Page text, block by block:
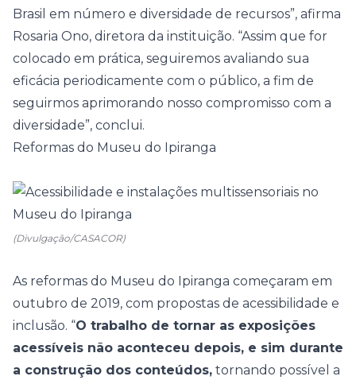
Brasil em número e diversidade de recursos”, afirma
Rosaria Ono, diretora da instituição. “Assim que for
colocado em prática, seguiremos avaliando sua
eficácia periodicamente com o público, a fim de
seguirmos aprimorando nosso compromisso com a
diversidade”, conclui.
Reformas do Museu do Ipiranga
(Divulgação/CASACOR)
As reformas do Museu do Ipiranga começaram em
outubro de 2019, com propostas de acessibilidade e
inclusão. “O trabalho de tornar as exposições
acessíveis não aconteceu depois, e sim durante
a construção dos conteúdos, tornando possível a